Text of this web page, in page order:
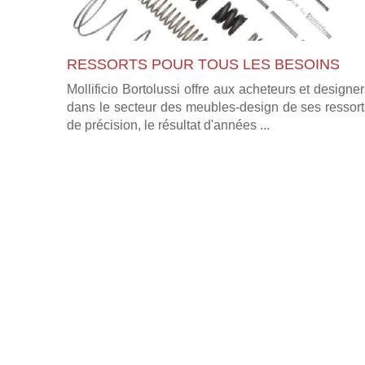
RESSORTS POUR TOUS LES BESOINS
Mollificio Bortolussi offre aux acheteurs et
dans le secteur des meubles-design de ses
de précision, le résultat d'années ...